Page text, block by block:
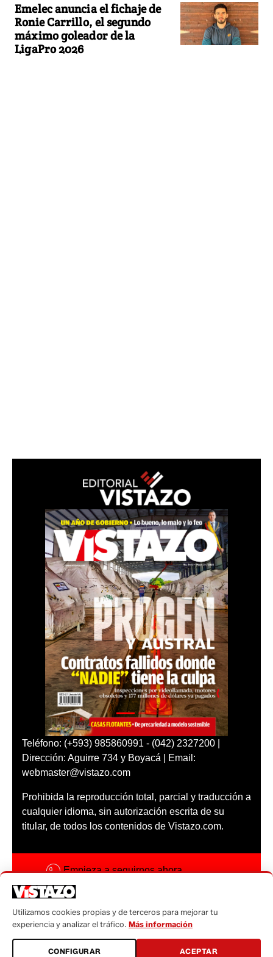
Emelec anuncia el fichaje de
Ronie Carrillo, el segundo
máximo goleador de la
LigaPro 2026
Teléfono: (+593) 985860991 - (042) 2327200 |
Dirección: Aguirre 734 y Boyacá | Email:
webmaster@vistazo.com
Prohibida la reproducción total, parcial y traducción a
cualquier idioma, sin autorización escrita de su
titular, de todos los contenidos de Vistazo.com.
Empieza a seguirnos ahora
Código ética
Sugerencias a:
sugerencias@vistazo.com
Utilizamos cookies propias y de terceros para mejorar tu
experiencia y analizar el tráfico. Más información
CONFIGURAR ACEPTAR